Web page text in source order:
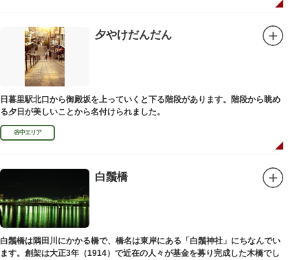
るところ。九は数の究み、鳩と言う字にも使われていて、鳩は「集まる」と
絵馬をつけ、色紙・福絵に御朱印をいただきながら巡拝しましょう。
江戸文化発祥の地といわれる浅草には、観音様の境内を中心として広く各所
に名所・旧跡があります。七福神をめぐる途中、これらの名跡も訪ねながら
江戸文化の面影を偲んでみてはいかがでしょうか。
御利益にあやかりながらの散策は、福徳と心の安らぎを与えてくれることで
しょう。
夕やけだんだん
日暮里駅北口から御殿坂を上っていくと下る階段があります。階段から眺め
る夕日が美しいことから名付けられました。
谷中エリア
白鬚橋
白鬚橋は隅田川にかかる橋で、橋名は東岸にある「白鬚神社」にちなんでい
ます。創架は大正3年（1914）で近在の人々が基金を募り完成した木橋でし